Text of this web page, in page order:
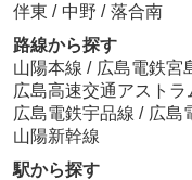
伴東 / 中野 / 落合南
路線から探す
山陽本線 / 広島電鉄宮
広島高速交通アストラ
広島電鉄宇品線 / 広島
山陽新幹線
駅から探す